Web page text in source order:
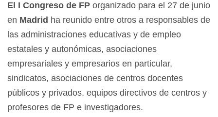
El I Congreso de FP organizado para el 27 de junio
en Madrid ha reunido entre otros a responsables de
las administraciones educativas y de empleo
estatales y autonómicas, asociaciones
empresariales y empresarios en particular,
sindicatos, asociaciones de centros docentes
públicos y privados, equipos directivos de centros y
profesores de FP e investigadores.